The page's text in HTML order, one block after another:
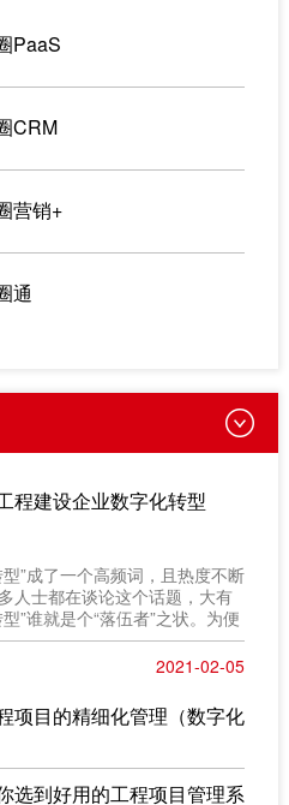
PaaS
CRM
营销+
通
程建设企业数字化转型
”成了一个高频词，且热度不断
人士都在谈论这个话题，大有
”谁就是个“落伍者”之状。为便
论问题，今天我也凑个热闹，
题，谈一点粗浅认识，就教于同
2021-02-05
项目的精细化管理（数字化
选到好用的工程项目管理系